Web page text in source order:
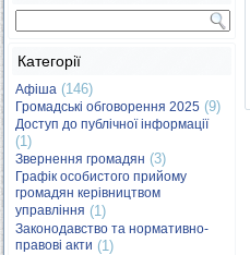
Категорії
Афіша (146)
Громадські обговорення 2025 (9)
Доступ до публічної інформації
(1)
Звернення громадян (3)
Графік особистого прийому
громадян керівництвом
управління (1)
Законодавство та нормативно-
правові акти (1)